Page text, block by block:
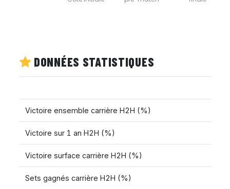
DONNÉES STATISTIQUES
Victoire ensemble carrière H2H (%)
Victoire sur 1 an H2H (%)
Victoire surface carrière H2H (%)
Sets gagnés carrière H2H (%)